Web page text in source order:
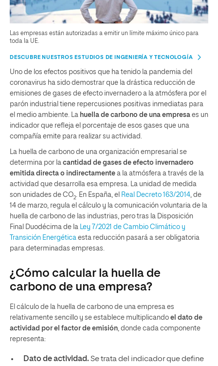
Las empresas están autorizadas a emitir un límite máximo único para
toda la UE.
DESCUBRE NUESTROS ESTUDIOS DE INGENIERÍA Y TECNOLOGÍA
Uno de los efectos positivos que ha tenido la pandemia del
coronavirus ha sido demostrar que la drástica reducción de
emisiones de gases de efecto invernadero a la atmósfera por el
parón industrial tiene repercusiones positivas inmediatas para
el medio ambiente. La huella de carbono de una empresa es un
indicador que refleja el porcentaje de esos gases que una
compañía emite para realizar su actividad.
La huella de carbono de una organización empresarial se
determina por la cantidad de gases de efecto invernadero
emitida directa o indirectamente a la atmósfera a través de la
actividad que desarrolla esa empresa. La unidad de medida
son unidades de CO2 . En España, el Real Decreto 163/2014 , de
14 de marzo, regula el cálculo y la comunicación voluntaria de la
huella de carbono de las industrias, pero tras la Disposición
Final Duodécima de la
Ley 7/2021 de Cambio Climático y
Transición Energética esta reducción pasará a ser obligatoria
para determinadas empresas.
¿Cómo calcular la huella de
carbono de una empresa?
El cálculo de la huella de carbono de una empresa es
relativamente sencillo y se establece multiplicando el dato de
actividad por el factor de emisión , donde cada componente
representa:
Dato de actividad. Se trata del indicador que define